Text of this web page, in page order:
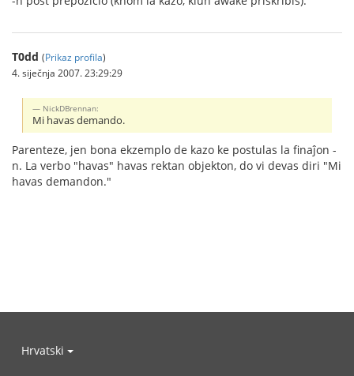
T0dd (Prikaz profila)
4. siječnja 2007. 23:29:29
NickDBrennan:
Mi havas demando.
Parenteze, jen bona ekzemplo de kazo ke postulas la finaĵon -
n. La verbo "havas" havas rektan objekton, do vi devas diri "Mi
havas demandon."
Hrvatski